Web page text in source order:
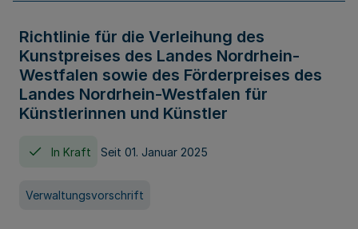
Richtlinie für die Verleihung des
Kunstpreises des Landes Nordrhein-
Westfalen sowie des Förderpreises des
Landes Nordrhein-Westfalen für
Künstlerinnen und Künstler
In Kraft Seit 01. Januar 2025
Verwaltungsvorschrift